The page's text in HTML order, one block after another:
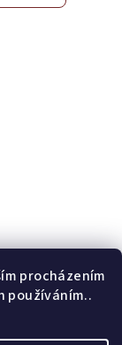
procházením
používáním..